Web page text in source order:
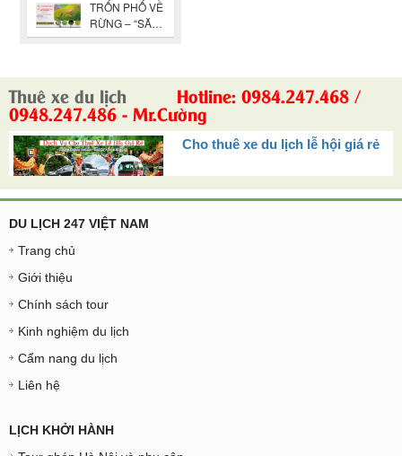
Thuê xe du lịch Hotline: 0984.247.468 /
0948.247.486 - Mr.Cường
Cho thuê xe du lịch lễ hội giá rẻ
DU LỊCH 247 VIỆT NAM
Trang chủ
Giới thiệu
Chính sách tour
Kinh nghiệm du lịch
Cẩm nang du lịch
Liên hệ
LỊCH KHỞI HÀNH